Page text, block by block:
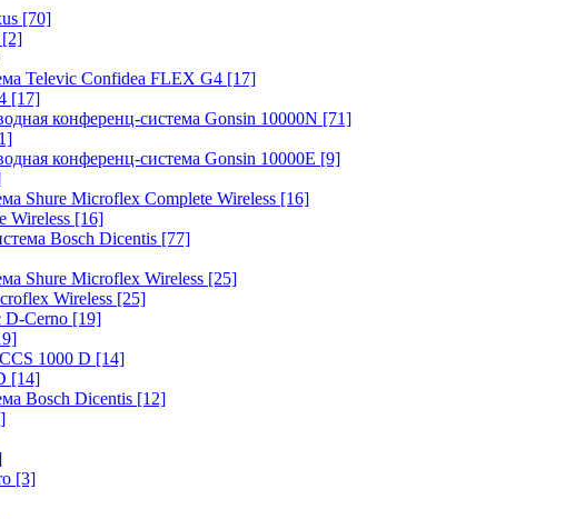
[70]
[2]
Televic Confidea FLEX G4 [17]
[17]
конференц-система Gonsin 10000N [71]
конференц-система Gonsin 10000E [9]
Shure Microflex Complete Wireless [16]
Wireless [16]
Bosch Dicentis [77]
Shure Microflex Wireless [25]
Wireless [25]
D-Cerno [19]
1000 D [14]
[14]
Bosch Dicentis [12]
[3]